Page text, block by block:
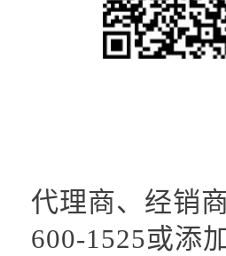
代理商、经销
600-1525或添